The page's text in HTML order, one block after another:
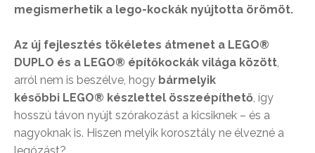
megismerhetik a lego-kockák nyújtotta örömöt.
Az új fejlesztés tökéletes átmenet a LEGO®
DUPLO és a LEGO® építőkockák világa között,
arról nem is beszélve, hogy bármelyik
későbbi LEGO® készlettel összeépíthető, így
hosszú távon nyújt szórakozást a kicsiknek – és a
nagyoknak is. Hiszen melyik korosztály ne élvezné a